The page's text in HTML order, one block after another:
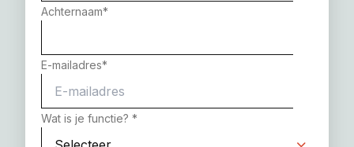
Achternaam*
E-mailadres*
Wat is je functie? *